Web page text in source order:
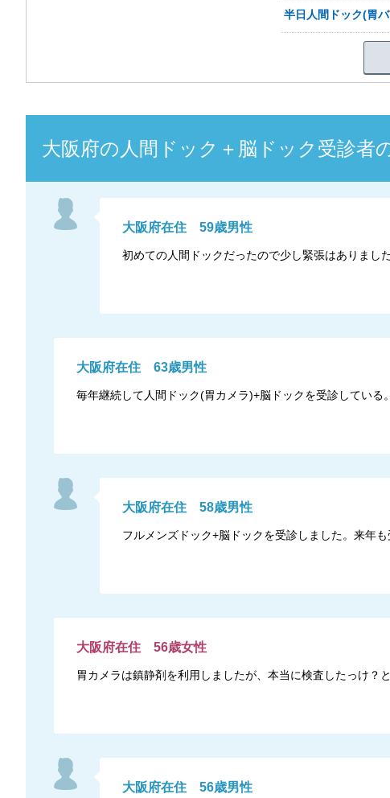
半日人間ドック(胃
大阪府の 人間ドック＋脳ドック 受診者
大阪府在住 59歳男性
初めての人間ドックだったので少し緊張はありまし
大阪府在住 63歳男性
毎年継続して人間ドック(胃カメラ)+脳ドックを受診している
大阪府在住 58歳男性
フルメンズドック+脳ドックを受診しました。来年も
大阪府在住 56歳女性
胃カメラは鎮静剤を利用しましたが、本当に検査したっけ？
大阪府在住 56歳男性